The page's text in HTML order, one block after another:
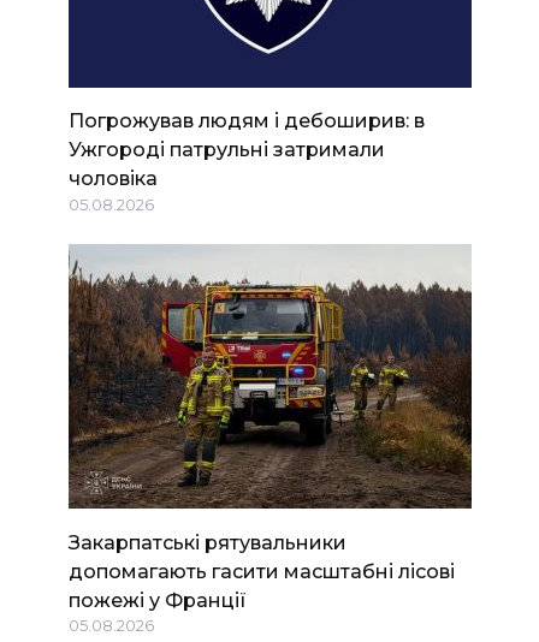
Погрожував людям і дебоширив: в
Ужгороді патрульні затримали
чоловіка
05.08.2026
Закарпатські рятувальники
допомагають гасити масштабні лісові
пожежі у Франції
05.08.2026